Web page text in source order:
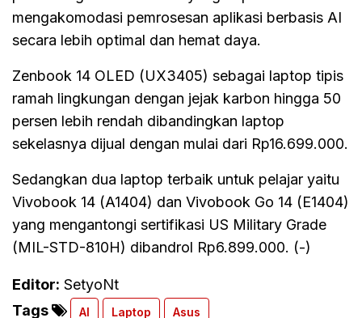
mengakomodasi pemrosesan aplikasi berbasis AI
secara lebih optimal dan hemat daya.
Zenbook 14 OLED (UX3405) sebagai laptop tipis
ramah lingkungan dengan jejak karbon hingga 50
persen lebih rendah dibandingkan laptop
sekelasnya dijual dengan mulai dari Rp16.699.000.
Sedangkan dua laptop terbaik untuk pelajar yaitu
Vivobook 14 (A1404) dan Vivobook Go 14 (E1404)
yang mengantongi sertifikasi US Military Grade
(MIL-STD-810H) dibandrol Rp6.899.000. (-)
Editor: SetyoNt
Tags
AI Laptop Asus